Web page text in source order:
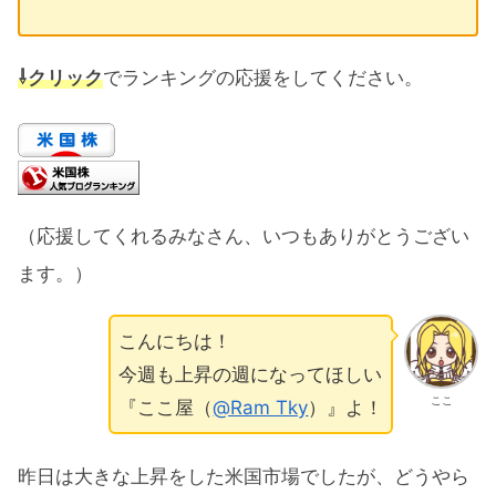
⇩クリックでランキングの応援をしてください。
（応援してくれるみなさん、いつもありがとうござい
ます。）
ここ
こんにちは！
今週も上昇の週になってほしい
『ここ屋（@Ram Tky）』よ！
昨日は大きな上昇をした米国市場でしたが、どうやら